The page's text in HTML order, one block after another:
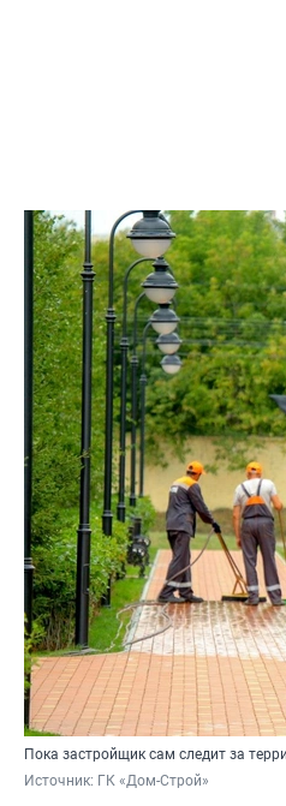
Пока застройщик сам следит за
Источник: ГК «Дом-Строй»